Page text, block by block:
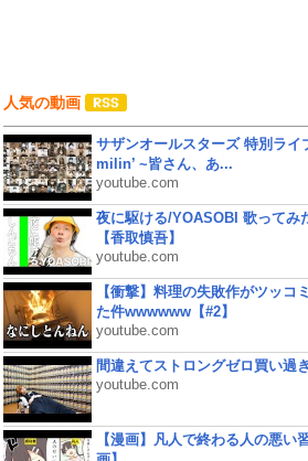
人気の動画
サザンオールスターズ 特別ライ
milin’ ~皆さん、あ...
youtube.com
夜に駆ける/YOASOBI 歌ってみ
【香取慎吾】
youtube.com
【衝撃】料理の失敗作がツッコ
た件wwwwww【#2】
youtube.com
間違えてストロングゼロ買い過ぎ
youtube.com
【漫画】凡人で終わる人の悪い